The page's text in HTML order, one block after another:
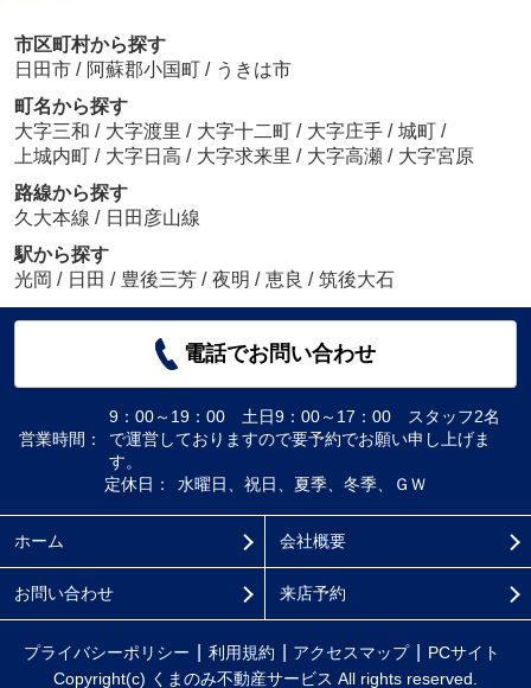
市区町村から探す
日田市 / 阿蘇郡小国町 / うきは市
町名から探す
大字三和 / 大字渡里 / 大字十二町 / 大字庄手 / 城町 /
上城内町 / 大字日高 / 大字求来里 / 大字高瀬 / 大字宮原
路線から探す
久大本線 / 日田彦山線
駅から探す
光岡 / 日田 / 豊後三芳 / 夜明 / 恵良 / 筑後大石
電話でお問い合わせ
営業時間：
9：00～19：00 土日9：00～17：00 スタッフ2名
で運営しておりますので要予約でお願い申し上げま
す。
定休日：
水曜日、祝日、夏季、冬季、ＧＷ
ホーム 会社概要
お問い合わせ 来店予約
プライバシーポリシー 利用規約 アクセスマップ
PCサイト
Copyright(c) くまのみ不動産サービス All rights reserved.